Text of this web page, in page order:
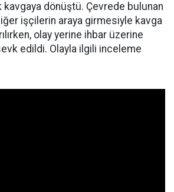
dönüştü. Çevrede bulunan
işçilerin araya girmesiyle kavga
olay yerine ihbar üzerine
edildi. Olayla ilgili inceleme